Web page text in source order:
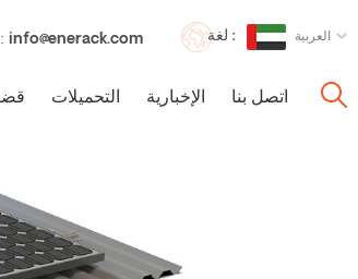
اكتب لنا : info@enerack.com لغة : العربية
التحميلات الإخبارية اتصل بنا